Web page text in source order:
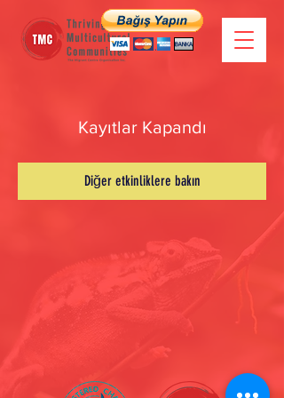
Kayıtlar Kapandı
Diğer etkinliklere bakın